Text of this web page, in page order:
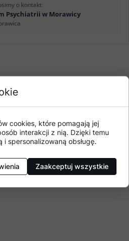
o kontakt:
Psychiatrii w Morawicy
cookies, które pomagają jej
interakcji z nią. Dzięki temu
spersonalizowaną obsługę.
Zaakceptuj wszystkie